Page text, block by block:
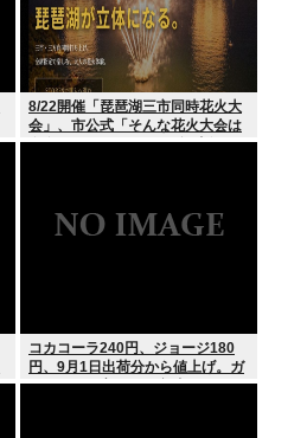
8/22開催「琵琶湖三市同時花火大
会」、市公式「そんな花火大会は
存在しない」→ SNS阿鼻叫喚
コカコーラ240円、ジョージ180
円、9月1日出荷分から値上げ。ガ
ソリンより高いとか意味不明すぎ